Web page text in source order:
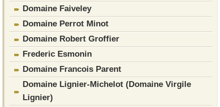
Domaine Faiveley
Domaine Perrot Minot
Domaine Robert Groffier
Frederic Esmonin
Domaine Francois Parent
Domaine Lignier-Michelot (Domaine Virgile
Lignier)